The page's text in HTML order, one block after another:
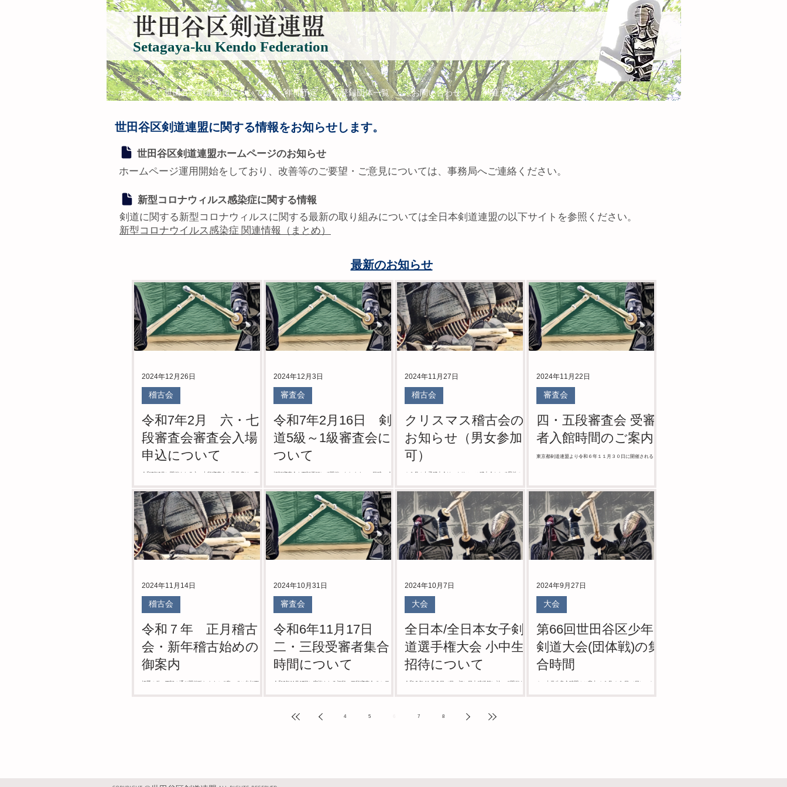
​世田谷区剣道連盟
Setagaya-ku Kendo Federation
ホーム 世田谷区剣道連盟について 年間予定 登録団体一覧 お問い合わせ 関連サイト
世田谷区剣道連盟に関する情報をお知らせします。
世田谷区剣道連盟ホームページのお知らせ
ホームページ運用開始をしており、改善等のご要望・ご意見については、事務局へご連絡ください。
新型コロナウィルス感染症に関する情報
剣道に関する新型コロナウィルスに関する最新の取り組みについては全日本剣道連盟の​以下サイトを参照ください。
新型コロナウイルス感染症 関連情報（まとめ）
​最新のお知らせ
令和7年2月 六・七
段審査会審査会入場
申込について
令和7年2月に開催される六・七段審査会の見学者は、事前
稽古会
2024年12月26日
令和7年2月16日 剣
道5級～1級審査会に
ついて
標記審査会を下記要項にて開催いたします。 ■ 日時： 令和
「桜新町」駅より、徒歩15分またはバス5分 ①「黒07目黒
駅前」行、...
審査会
2024年12月3日
クリスマス稽古会の
お知らせ（男女参加
可）
１２月の女子稽古会は、クリスマス稽古会として男性の方
加を宜しくお願いいたします。 ご参加の方にクリスマス
プレゼントをさせていただきます！ ...
稽古会
2024年11月27日
四・五段審査会 受審
者入館時間のご案内
東京都剣道連盟より令和６年１１月３０日に開催される
審査会
2024年11月22日
令和７年 正月稽古
会・新年稽古始めの
御案内
標題の件、下記の通り開催致しますので奮ってご参加下さ
稽古会
2024年11月14日
令和6年11月17日
二・三段受審者集合
時間について
令和6年11月17日に実施される初段～三段審査会での 二・三
審査会
2024年10月31日
全日本/全日本女子剣
道選手権大会 小中生
招待について
令和 6 年 11 月 3 日（日・祝）日本武道館に於いて開催され
大会
2024年10月7日
第66回世田谷区少年
剣道大会(団体戦)の集
合時間
１．中学生集合時間のご案内 １０月 １３ 日 （日） １２
大会
2024年9月27日
4 5 7 8